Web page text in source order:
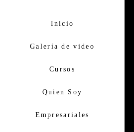
Inicio
Galería de video
Cursos
Quien Soy
Empresariales